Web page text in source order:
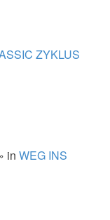
ZYKLUS
in WEG INS